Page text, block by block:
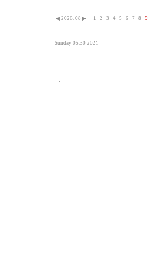
◀ 2026. 08 ▶ 1 2 3 4 5 6 7 8 9
Sunday 05.30 2021